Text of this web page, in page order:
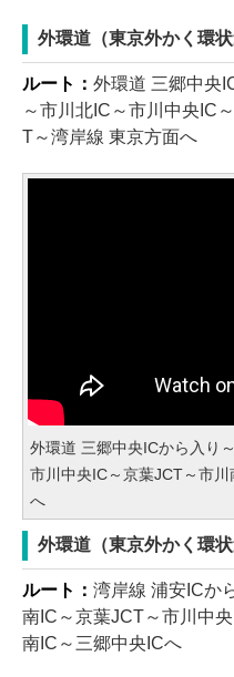
外環道（東京外かく環
ルート： 外環道 三郷中央
～市川北IC～市川中央IC
T～湾岸線 東京方面へ
外環道 三郷中央ICから入り
市川中央IC～京葉JCT～市
へ
外環道（東京外かく環
ルート： 湾岸線 浦安ICか
南IC～京葉JCT～市川中
南IC～三郷中央ICへ